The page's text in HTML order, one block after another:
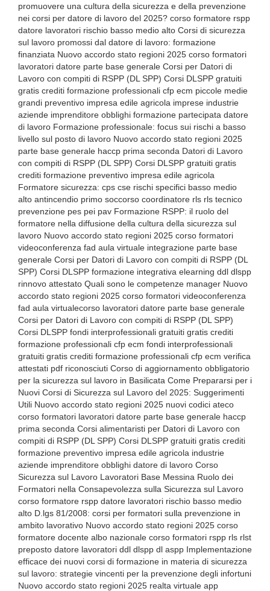
promuovere una cultura della sicurezza e della prevenzione
nei corsi per datore di lavoro del 2025? corso formatore rspp
datore lavoratori rischio basso medio alto Corsi di sicurezza
sul lavoro promossi dal datore di lavoro: formazione
finanziata Nuovo accordo stato regioni 2025 corso formatori
lavoratori datore parte base generale Corsi per Datori di
Lavoro con compiti di RSPP (DL SPP) Corsi DLSPP gratuiti
gratis crediti formazione professionali cfp ecm piccole medie
grandi preventivo impresa edile agricola imprese industrie
aziende imprenditore obblighi formazione partecipata datore
di lavoro Formazione professionale: focus sui rischi a basso
livello sul posto di lavoro Nuovo accordo stato regioni 2025
parte base generale haccp prima seconda Datori di Lavoro
con compiti di RSPP (DL SPP) Corsi DLSPP gratuiti gratis
crediti formazione preventivo impresa edile agricola
Formatore sicurezza: cps cse rischi specifici basso medio
alto antincendio primo soccorso coordinatore rls rls tecnico
prevenzione pes pei pav Formazione RSPP: il ruolo del
formatore nella diffusione della cultura della sicurezza sul
lavoro Nuovo accordo stato regioni 2025 corso formatori
videoconferenza fad aula virtuale integrazione parte base
generale Corsi per Datori di Lavoro con compiti di RSPP (DL
SPP) Corsi DLSPP formazione integrativa elearning ddl dlspp
rinnovo attestato Quali sono le competenze manager Nuovo
accordo stato regioni 2025 corso formatori videoconferenza
fad aula virtualecorso lavoratori datore parte base generale
Corsi per Datori di Lavoro con compiti di RSPP (DL SPP)
Corsi DLSPP fondi interprofessionali gratuiti gratis crediti
formazione professionali cfp ecm fondi interprofessionali
gratuiti gratis crediti formazione professionali cfp ecm verifica
attestati pdf riconosciuti Corso di aggiornamento obbligatorio
per la sicurezza sul lavoro in Basilicata Come Prepararsi per i
Nuovi Corsi di Sicurezza sul Lavoro del 2025: Suggerimenti
Utili Nuovo accordo stato regioni 2025 nuovi codici ateco
corso formatori lavoratori datore parte base generale haccp
prima seconda Corsi alimentaristi per Datori di Lavoro con
compiti di RSPP (DL SPP) Corsi DLSPP gratuiti gratis crediti
formazione preventivo impresa edile agricola industrie
aziende imprenditore obblighi datore di lavoro Corso
Sicurezza sul Lavoro Lavoratori Base Messina Ruolo dei
Formatori nella Consapevolezza sulla Sicurezza sul Lavoro
corso formatore rspp datore lavoratori rischio basso medio
alto D.lgs 81/2008: corsi per formatori sulla prevenzione in
ambito lavorativo Nuovo accordo stato regioni 2025 corso
formatore docente albo nazionale corso formatori rspp rls rlst
preposto datore lavoratori ddl dlspp dl aspp Implementazione
efficace dei nuovi corsi di formazione in materia di sicurezza
sul lavoro: strategie vincenti per la prevenzione degli infortuni
Nuovo accordo stato regioni 2025 realta virtuale app